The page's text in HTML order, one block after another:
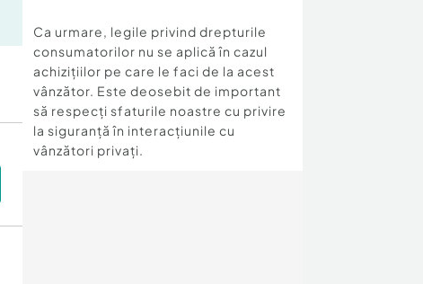
Ca urmare, legile privind drepturile
consumatorilor nu se aplică în cazul
achizițiilor pe care le faci de la acest
vânzător. Este deosebit de important
să respecți sfaturile noastre cu privire
la siguranță în interacțiunile cu
vânzători privați.